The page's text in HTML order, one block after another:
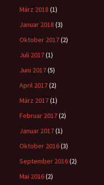
März 2018 (1)
Januar 2018 (3)
Oktober 2017(2)
Juli 2017(1)
Juni 2017(5)
April 2017(2)
März 2017(1)
Februar 2017(2)
Januar 2017(1)
Oktober 2016(3)
September 2016(2)
Mai 2016(2)